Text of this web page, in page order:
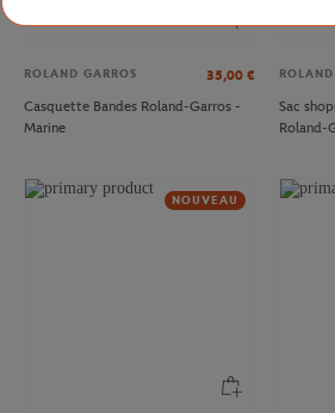
ROLAND GARROS 35,00 €
Casquette Bandes Roland-Garros -
Marine
Sac
Roland-
NOUVEAU